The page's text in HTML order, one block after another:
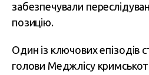
забезпечували
позицію.
Один із ключових епізодів
голови Меджлісу